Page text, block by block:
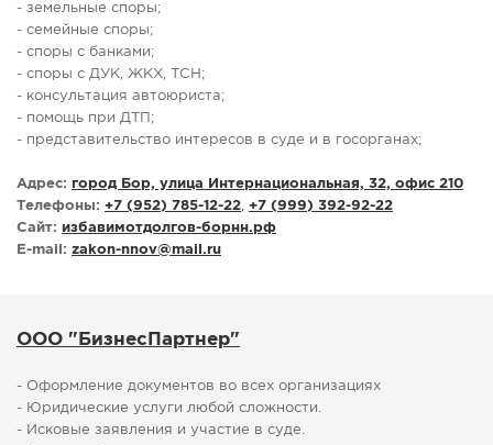
- земельные споры;
- семейные споры;
- споры с банками;
- споры с ДУК, ЖКХ, ТСН;
- консультация автоюриста;
- помощь при ДТП;
- представительство интересов в суде и в госорганах;
Адрес: город Бор, улица Интернациональная, 32, офис 210
Телефоны: +7 (952) 785-12-22, +7 (999) 392-92-22
Сайт: избавимотдолгов-борнн.рф
E-mail: zakon-nnov@mail.ru
ООО "БизнесПартнер"
- Оформление документов во всех организациях
- Юридические услуги любой сложности.
- Исковые заявления и участие в суде.